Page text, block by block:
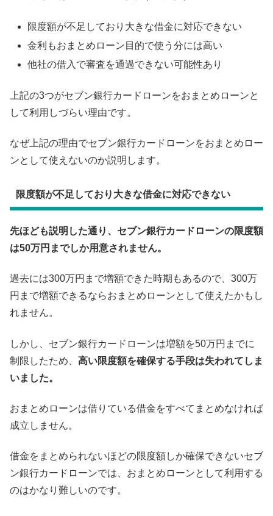
限度額が不足しており大きな借金に対応できない
金利もおまとめローン目的で使う分には高い
他社の借入で審査を通過できない可能性あり
上記の3つがセブン銀行カードローンをおまとめローンと
して利用しづらい理由です。
なぜ上記の理由でセブン銀行カードローンをおまとめロー
ンとして使えないのか説明します。
限度額が不足しており大きな借金に対応できない
先ほども説明した通り、セブン銀行カードローンの限度額
は50万円までしか用意されません。
過去には300万円まで増額できた時期もあるので、300万
円まで増額できるならおまとめローンとして使えたかもし
れません。
しかし、セブン銀行カードローンは増額を50万円までに
制限したため、 高い限度額を確保する手段は失われてしま
いました。
おまとめローンは借りている借金をすべてまとめなければ
成立しません。
借金をまとめられないほどの限度額しか確保できないセブ
ン銀行カードローンでは、おまとめローンとして利用する
のはかなり難しいのです。